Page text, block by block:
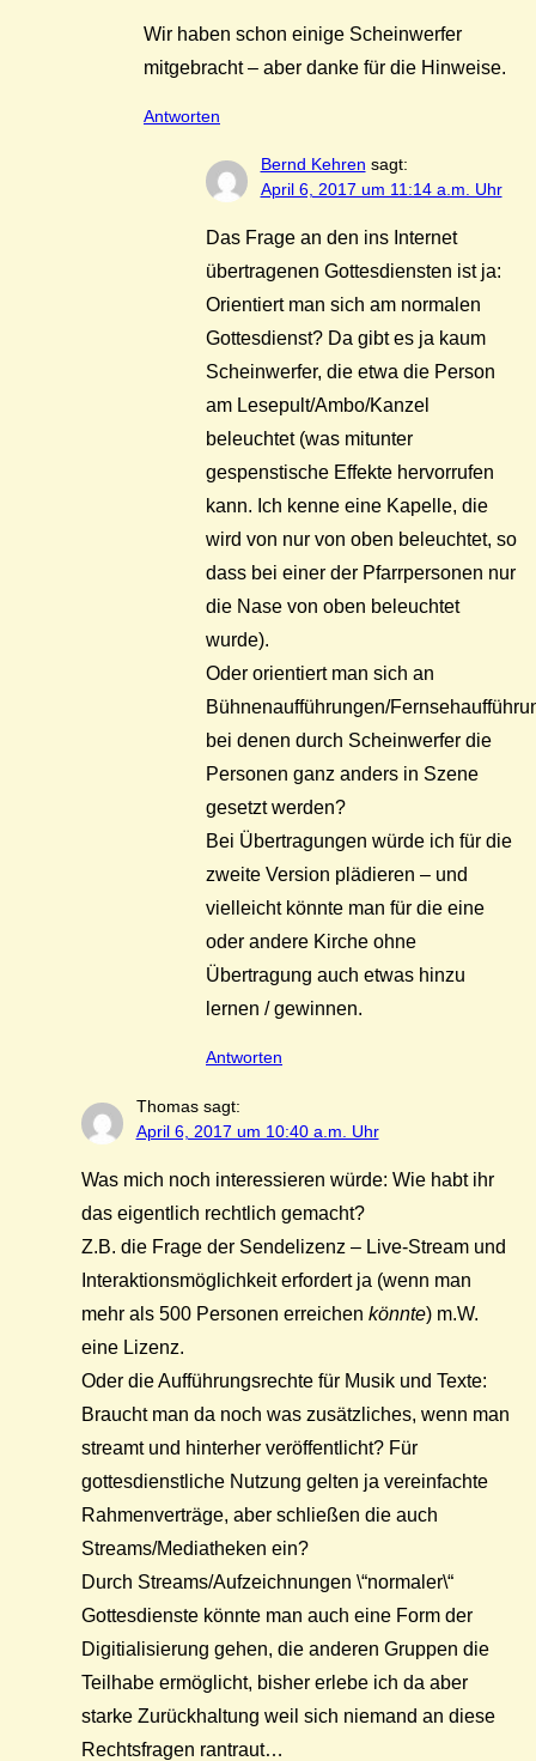
Wir haben schon einige Scheinwerfer
mitgebracht – aber danke für die Hinweise.
Antworten
Bernd Kehren sagt:
April 6, 2017 um 11:14 a.m. Uhr
Das Frage an den ins Internet
übertragenen Gottesdiensten ist ja:
Orientiert man sich am normalen
Gottesdienst? Da gibt es ja kaum
Scheinwerfer, die etwa die Person
am Lesepult/Ambo/Kanzel
beleuchtet (was mitunter
gespenstische Effekte hervorrufen
kann. Ich kenne eine Kapelle, die
wird von nur von oben beleuchtet, so
dass bei einer der Pfarrpersonen nur
die Nase von oben beleuchtet
wurde).
Oder orientiert man sich an
Bühnenaufführungen/
bei denen durch Scheinwerfer die
Personen ganz anders in Szene
gesetzt werden?
Bei Übertragungen würde ich für die
zweite Version plädieren – und
vielleicht könnte man für die eine
oder andere Kirche ohne
Übertragung auch etwas hinzu
lernen / gewinnen.
Antworten
Thomas sagt:
April 6, 2017 um 10:40 a.m. Uhr
Was mich noch interessieren würde: Wie habt ihr
das eigentlich rechtlich gemacht?
Z.B. die Frage der Sendelizenz – Live-Stream und
Interaktionsmöglichkeit erfordert ja (wenn man
mehr als 500 Personen erreichen könnte) m.W.
eine Lizenz.
Oder die Aufführungsrechte für Musik und Texte:
Braucht man da noch was zusätzliches, wenn man
streamt und hinterher veröffentlicht? Für
gottesdienstliche Nutzung gelten ja vereinfachte
Rahmenverträge, aber schließen die auch
Streams/Mediatheken ein?
Durch Streams/Aufzeichnungen \“normaler\“
Gottesdienste könnte man auch eine Form der
Digitialisierung gehen, die anderen Gruppen die
Teilhabe ermöglicht, bisher erlebe ich da aber
starke Zurückhaltung weil sich niemand an diese
Rechtsfragen rantraut…